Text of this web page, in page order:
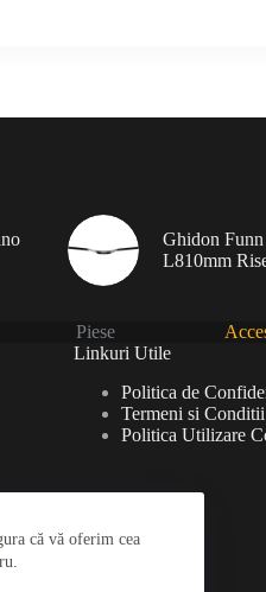
că vă oferim cea
Ghidon
L810mm
Piese
Linkuri Utile
Politica de
Termeni si Conditii
Politica Utilizare